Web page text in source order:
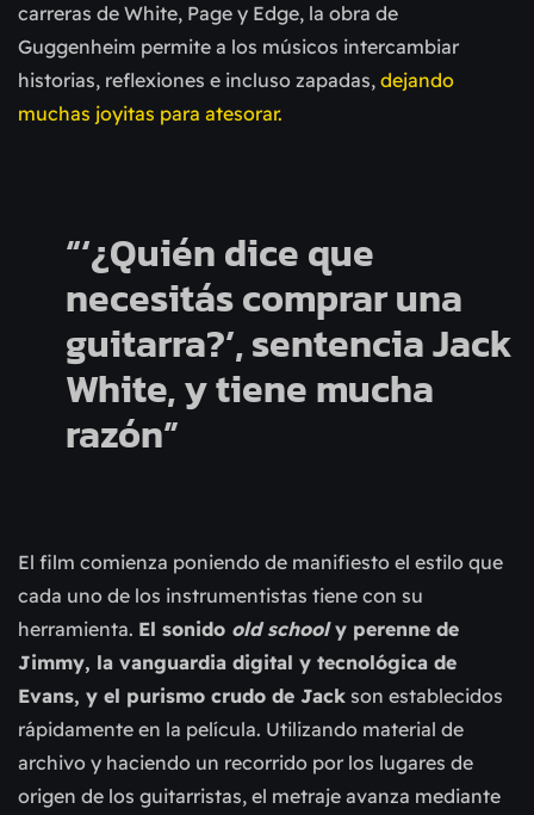
carreras de White, Page y Edge, la obra de
Guggenheim permite a los músicos intercambiar
historias, reflexiones e incluso zapadas, dejando
muchas joyitas para atesorar.
“‘¿Quién dice que
necesitás comprar una
guitarra?’, sentencia Jack
White, y tiene mucha
razón”
El film comienza poniendo de manifiesto el estilo que
cada uno de los instrumentistas tiene con su
herramienta. El sonido old schooly perenne de
Jimmy, la vanguardia digital y tecnológica de
Evans, y el purismo crudo de Jack son establecidos
rápidamente en la película. Utilizando material de
archivo y haciendo un recorrido por los lugares de
origen de los guitarristas, el metraje avanza mediante